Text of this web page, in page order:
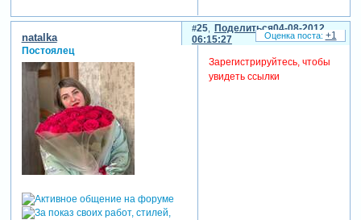
Поделиться
25
04-08-2012
06:15:27
natalka
Постоялец
Зарегистрируйтесь, чтобы
увидеть ссылки
+1